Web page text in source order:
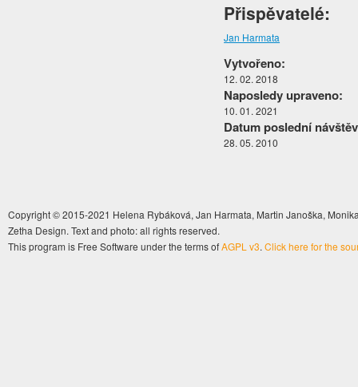
Přispěvatelé:
Jan Harmata
Vytvořeno:
12. 02. 2018
Naposledy upraveno:
10. 01. 2021
Datum poslední
28. 05. 2010
Copyright © 2015-2021 Helena Rybáková, Jan Harmata, Martin Janoška,
Zetha Design. Text and photo: all rights reserved.
This program is Free Software under the terms ofAGPL v3. Click here for the